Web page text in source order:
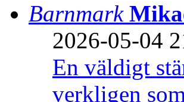
Barnmark
2026-05-04
En väldigt
verkligen